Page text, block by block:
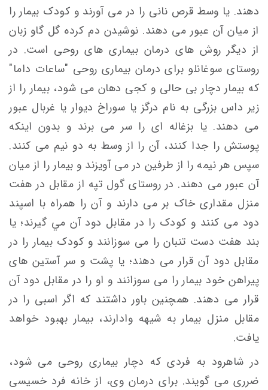
دهند. یا وسط قرص نانی را در می آورند و كودک بیمار را
از ميان آن عبور می دهند. نوشیدن دم كرده گل گاو زبان
از ديگر روش های درمان بيماری های روحی است. در
روستای سوغانلو برای درمان بیماری روحی "ساعات داما"
که بیمار دچار بی حالی و کجی دهان می شود، بيمار را از
زير داس بزرگی به نام درگز يا سوراخ ديوار يا غربال عبور
می دهند. یا بزغاله ای را سر می برند و بدون اينكه
پوستش را جدا كنند، آن را از وسط به دو نيم می كنند.
سپس هر نيمه را از طرفين در می آويزند و بيمار را از ميان
آن عبور می دهند. در روستای گول تپه از مقابل در هفت
منزل مقداری خاک بر می دارند و آن را همراه با اسپند
دود می كنند و كودک را در مقابل دود آن مي گيرند؛ يا
بند هفت دست تنبان را می سوزانند و كودک بيمار را در
مقابل دود آن قرار می دهند؛ یا پشت و سر آستين های
پيراهن خود بيمار را می سوزانند و او را در مقابل دود آن
قرار می دهند. همچنین باور داشتند که اگر اسبی را در
مقابل منزل بيمار به شيهه وادارند، بیمار بهبود خواهد
یافت.
در شاهرود به فردی كه دچار بيماری روحی می شود،
ضرری می گويند. برای درمان وی، از خانه فرد خسيسی